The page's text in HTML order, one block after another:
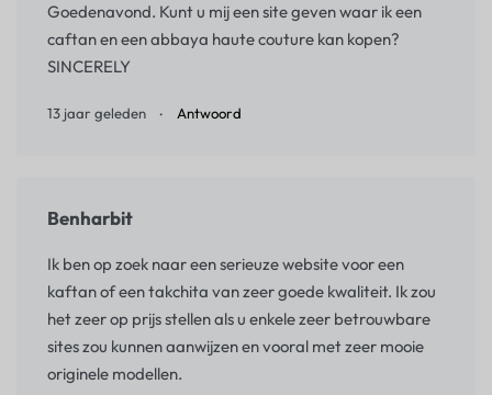
Goedenavond. Kunt u mij een site geven waar ik een
caftan en een abbaya haute couture kan kopen?
SINCERELY
13 jaar geleden Antwoord
Benharbit
Ik ben op zoek naar een serieuze website voor een
kaftan of een takchita van zeer goede kwaliteit. Ik zou
het zeer op prijs stellen als u enkele zeer betrouwbare
sites zou kunnen aanwijzen en vooral met zeer mooie
originele modellen.